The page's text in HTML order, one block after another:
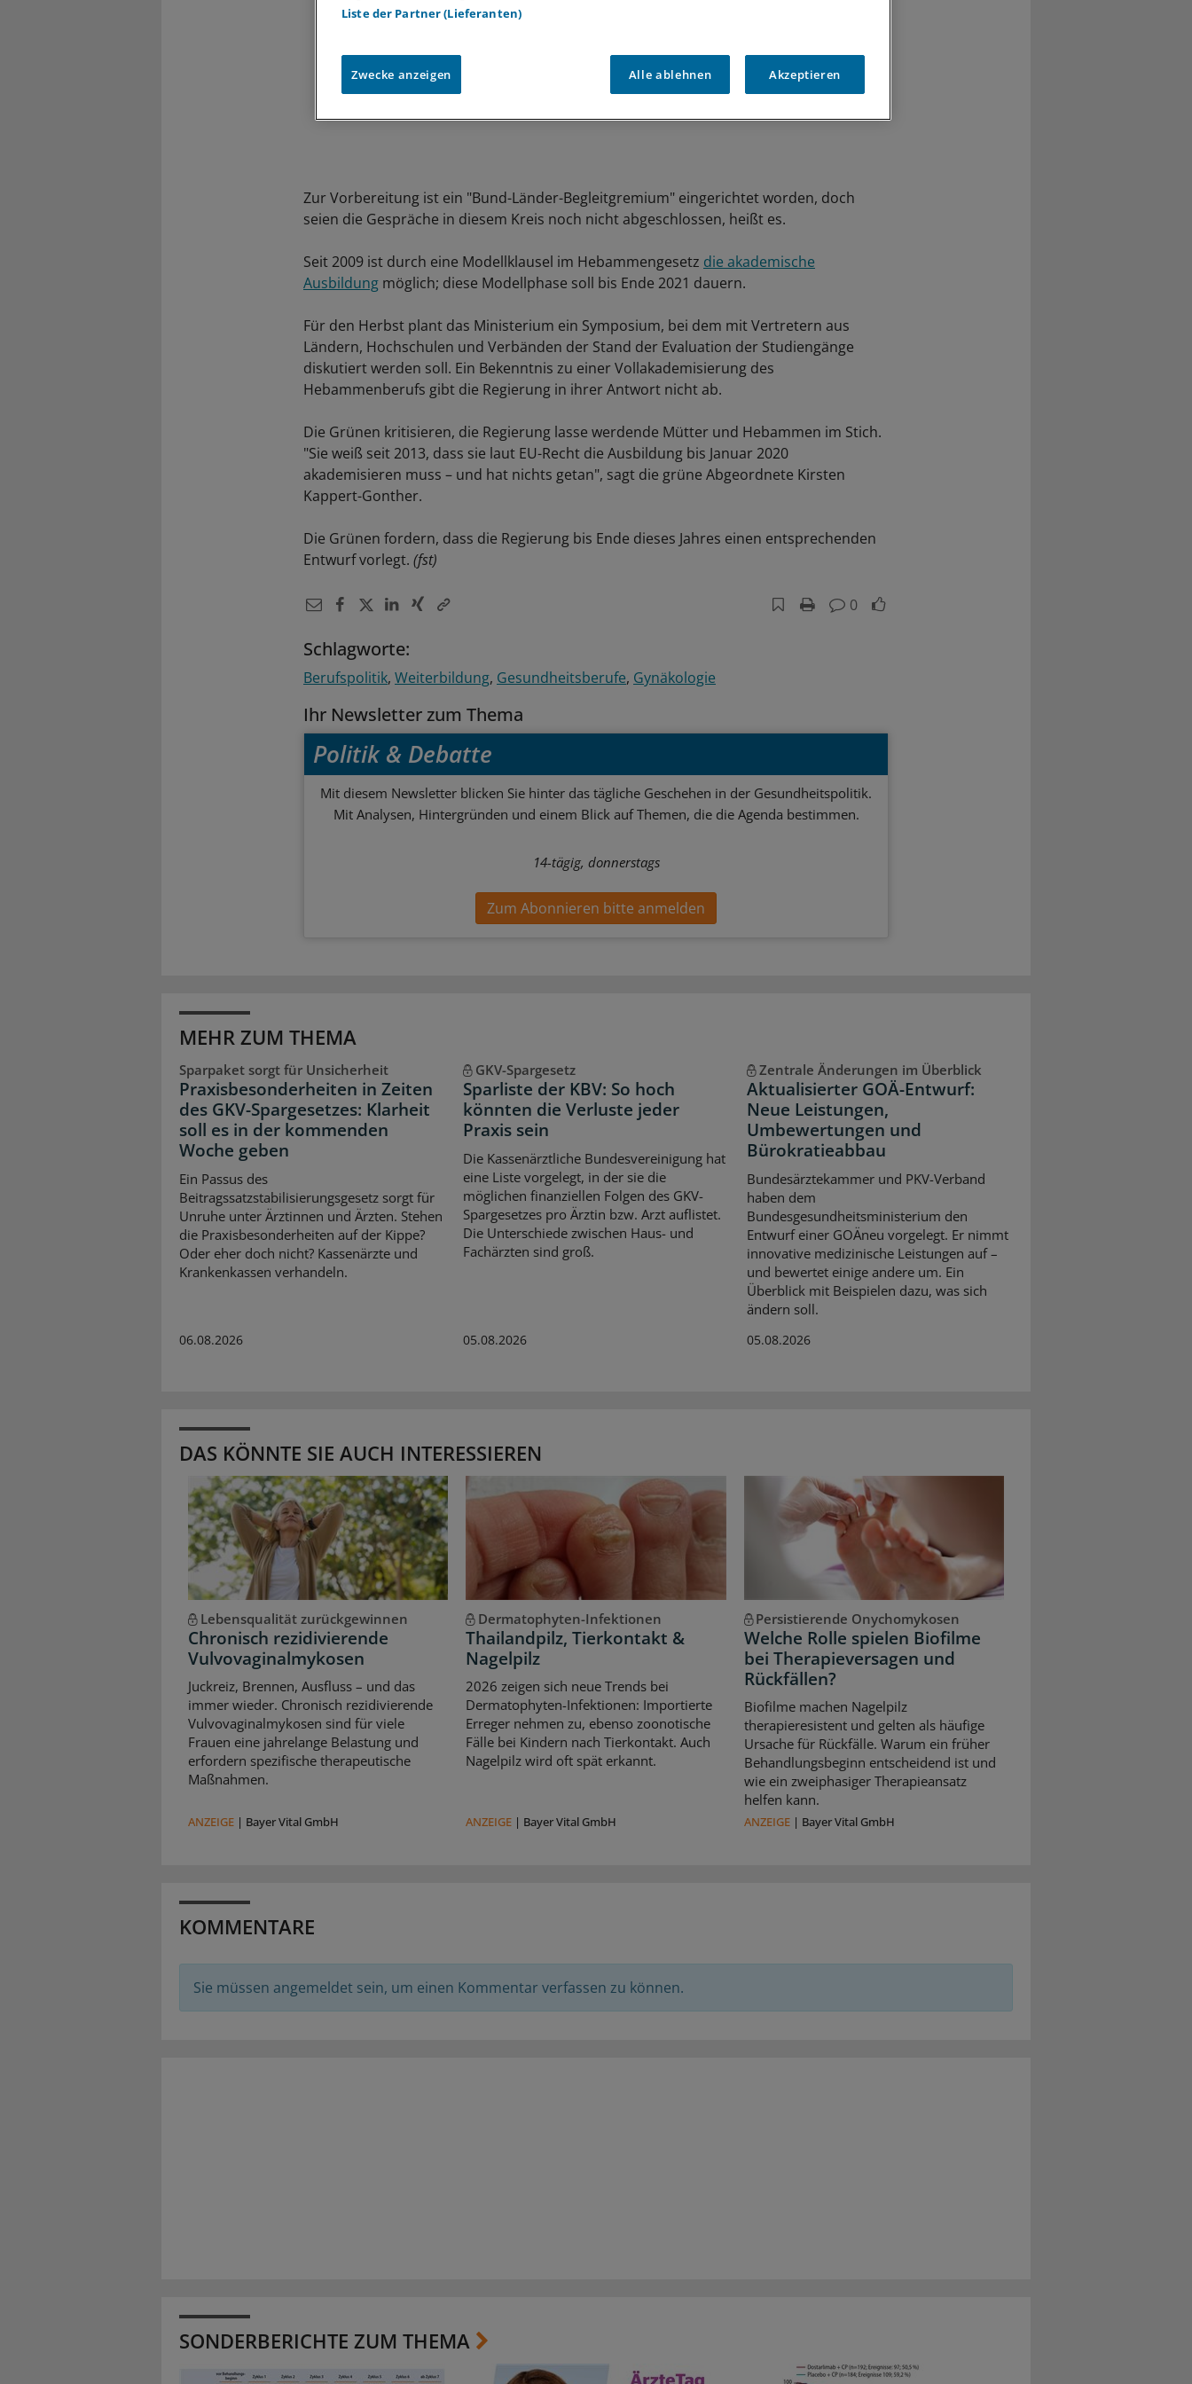
Zur Vorbereitung ist ein "Bund-Länder-Begleitgremium" eingerichtet worden, doch
seien die Gespräche in diesem Kreis noch nicht abgeschlossen, heißt es.
Seit 2009 ist durch eine Modellklausel im Hebammengesetz die akademische
Ausbildung möglich; diese Modellphase soll bis Ende 2021 dauern.
Für den Herbst plant das Ministerium ein Symposium, bei dem mit Vertretern aus
Ländern, Hochschulen und Verbänden der Stand der Evaluation der Studiengänge
diskutiert werden soll. Ein Bekenntnis zu einer Vollakademisierung des
Hebammenberufs gibt die Regierung in ihrer Antwort nicht ab.
Die Grünen kritisieren, die Regierung lasse werdende Mütter und Hebammen im Stich.
"Sie weiß seit 2013, dass sie laut EU-Recht die Ausbildung bis Januar 2020
akademisieren muss – und hat nichts getan", sagt die grüne Abgeordnete Kirsten
Kappert-Gonther.
Die Grünen fordern, dass die Regierung bis Ende dieses Jahres einen entsprechenden
Entwurf vorlegt. (fst)
0
Schlagworte:
Berufspolitik Weiterbildung Gesundheitsberufe Gynäkologie
Ihr Newsletter zum Thema
Politik & Debatte
Mit diesem Newsletter blicken Sie hinter das tägliche Geschehen in der Gesundheitspolitik.
Mit Analysen, Hintergründen und einem Blick auf Themen, die die Agenda bestimmen.
14-tägig, donnerstags
Zum Abonnieren bitte anmelden
MEHR ZUM THEMA
Sparpaket sorgt für Unsicherheit
Praxisbesonderheiten in Zeiten
des GKV-Spargesetzes: Klarheit
soll es in der kommenden
Woche geben
Ein Passus des
Beitragssatzstabilisierungsgesetz sorgt für
Unruhe unter Ärztinnen und Ärzten. Stehen
die Praxisbesonderheiten auf der Kippe?
Oder eher doch nicht? Kassenärzte und
Krankenkassen verhandeln.
06.08.2026
GKV-Spargesetz
Sparliste der KBV: So hoch
könnten die Verluste jeder
Praxis sein
Die Kassenärztliche Bundesvereinigung hat
eine Liste vorgelegt, in der sie die
möglichen finanziellen Folgen des GKV-
Spargesetzes pro Ärztin bzw. Arzt auflistet.
Die Unterschiede zwischen Haus- und
Fachärzten sind groß.
05.08.2026
Zentrale Änderungen im Überblick
Aktualisierter GOÄ-Entwurf:
Neue Leistungen,
Umbewertungen und
Bürokratieabbau
Bundesärztekammer und PKV-Verband
haben dem
Bundesgesundheitsministerium den
Entwurf einer GOÄneu vorgelegt. Er nimmt
innovative medizinische Leistungen auf –
und bewertet einige andere um. Ein
Überblick mit Beispielen dazu, was sich
ändern soll.
05.08.2026
DAS KÖNNTE SIE AUCH INTERESSIEREN
Lebensqualität zurückgewinnen
Chronisch rezidivierende
Vulvovaginalmykosen
Juckreiz, Brennen, Ausfluss – und das
immer wieder. Chronisch rezidivierende
Vulvovaginalmykosen sind für viele
Frauen eine jahrelange Belastung und
erfordern spezifische therapeutische
Maßnahmen.
ANZEIGE | Bayer Vital GmbH
Dermatophyten-Infektionen
Thailandpilz, Tierkontakt &
Nagelpilz
2026 zeigen sich neue Trends bei
Dermatophyten-Infektionen: Importierte
Erreger nehmen zu, ebenso zoonotische
Fälle bei Kindern nach Tierkontakt. Auch
Nagelpilz wird oft spät erkannt.
ANZEIGE | Bayer Vital GmbH
Persistierende Onychomykosen
Welche Rolle spielen Biofilme
bei Therapieversagen und
Rückfällen?
Biofilme machen Nagelpilz
therapieresistent und gelten als häufige
Ursache für Rückfälle. Warum ein früher
Behandlungsbeginn entscheidend ist und
wie ein zweiphasiger Therapieansatz
helfen kann.
ANZEIGE| Bayer Vital GmbH
KOMMENTARE
Sie müssen angemeldet sein, um einen Kommentar verfassen zu können.
SONDERBERICHTE ZUM THEMA
Liste der Partner (Lieferanten)
Zwecke anzeigen Alle ablehnen Akzeptieren